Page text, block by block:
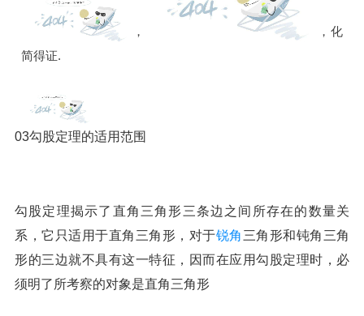
，
，化
简得证.
03勾股定理的适用范围
勾股定理揭示了直角三角形三条边之间所存在的数量关
系，它只适用于直角三角形，对于锐角 三角形和钝角三角
形的三边就不具有这一特征，因而在应用勾股定理时，必
须明了所考察的对象是直角三角形